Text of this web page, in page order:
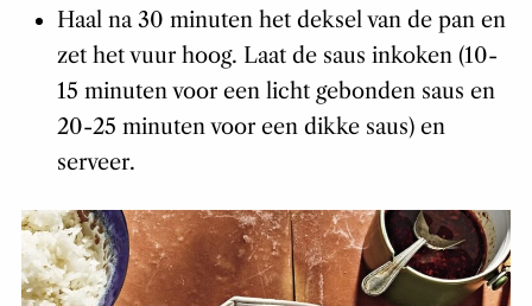
Haal na 30 minuten het deksel van de pan en
zet het vuur hoog. Laat de saus inkoken (10-
15 minuten voor een licht gebonden saus en
20-25 minuten voor een dikke saus) en
serveer.